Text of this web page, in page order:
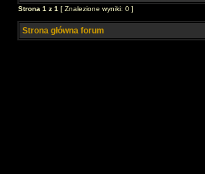
Strona 1 z 1 [ Znalezione wyniki: 0 ]
Strona główna forum